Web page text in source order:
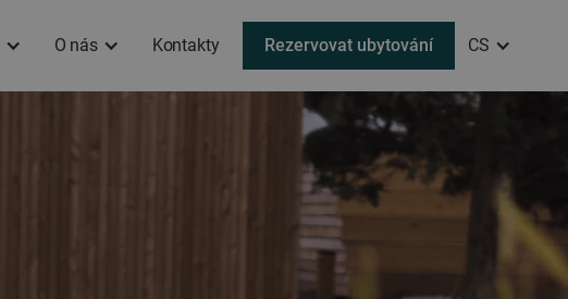
O nás Kontakty Rezervovat ubytování CS